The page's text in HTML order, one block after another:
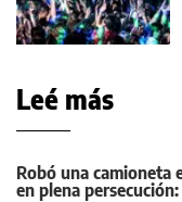
Leé más
Robó una
en plena